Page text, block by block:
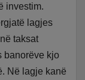
investim.
lagjes
taksat
banorëve kjo
Në lagje kanë